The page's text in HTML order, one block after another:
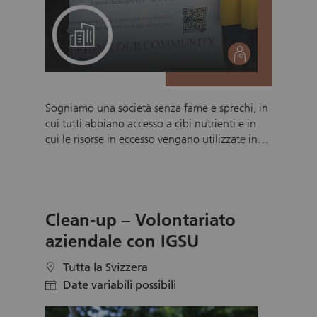
Un progetto per il suo team
social
Sogniamo una società senza fame e sprechi, in
cui tutti abbiano accesso a cibi nutrienti e in
cui le risorse in eccesso vengano utilizzate in
beni di lunga conservazione e articoli di uso
quotidiano come quelli per la cura personale)
vengono accuratamente selezionati,
confezionati e distribuiti a persone in difficoltà
dai nostri volontari. Tutti i prodotti non più
idonei al consumo umano ma che sono ancora
utilizzabili vengono consegnati in modo
Clean-up – Volontariato
aziendale con IGSU
location Tutta la Svizzera
calendar Date variabili possibili